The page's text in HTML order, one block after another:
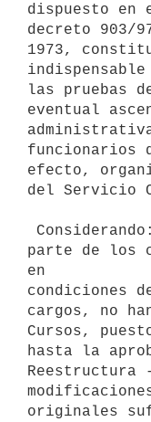
dispuesto
decreto 903/
1973,
las pruebas
eventual
funcionarios
efecto,
del Servicio
parte de los
en
condiciones
cargos, no
Cursos,
hasta la
Reestructura
originales